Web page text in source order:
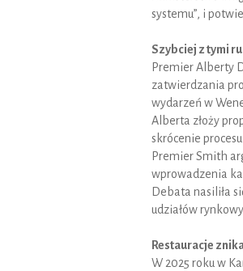
systemu”, i
Szybciej z tymi
Premier Alberty
zatwierdzania
wydarzeń w
Alberta złoży
skrócenie
Premier Smith
wprowadzenia
Debata nasiliła
udziałów
Restauracje
W 2025 roku w